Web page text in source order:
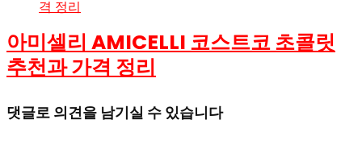
아미셀리 AMICELLI 코스트코 초콜릿
추천과 가격 정리
댓글로 의견을 남기실 수 있습니다